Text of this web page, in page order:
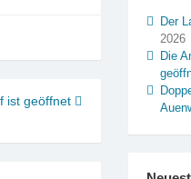
ist geöffnet
Der
2026
Die